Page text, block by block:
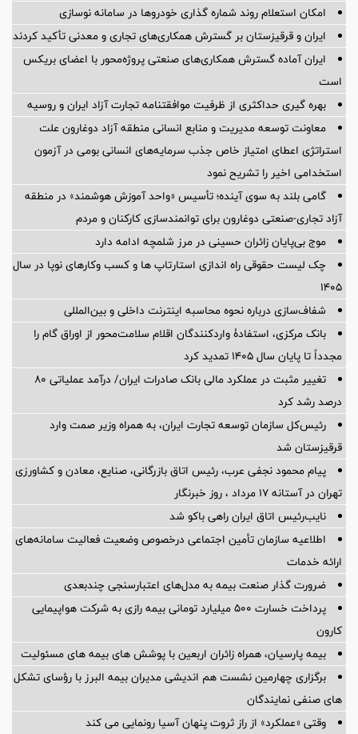
امکان استعلام روند شماره گذاری خودروها در سامانه نوسازی
ایران و قرقیزستان بر گسترش همکاری‌های تجاری و معدنی تأکید کردند
ایران آماده گسترش همکاری‌های صنعتی پروژه‌محور با اعضای بریکس
است
بهره گیری حداکثری از ظرفیت موافقتنامه تجارت آزاد ایران و روسیه
معاونت توسعه مدیریت و منابع انسانی منطقه آزاد دوغارون علت
استراتژی اعطای امتیاز خاص جذب سرمایه‌های انسانی بومی در آزمون
استخدامی اخیر را تشریح نمود
گامی بلند به سوی آینده؛ تأسیس «واحد آموزش هوشمند» در منطقه
آزاد تجاری-صنعتی دوغارون برای توانمندسازی کارکنان و مردم
موج بی‌پایان زائران حسینی در مرز شلمچه ادامه دارد
چک لیست حقوقی راه اندازی استارتاپ ها و کسب وکارهای نوپا در سال
۱۴۰۵
شفاف‌سازی درباره نحوه محاسبه اینترنت داخلی و بین‌المللی
بانک مرکزی، استفادۀ واردکنندگان اقلام سلامت‌محور از اوراق گام را
مجدداً تا پایان سال ۱۴۰۵ تمدید کرد
تغییر مثبت در عملکرد مالی بانک صادرات ایران/ درآمد عملیاتی 80
درصد رشد کرد
رئیس‌کل سازمان توسعه تجارت ایران، به همراه وزیر صمت وارد
قرقیزستان شد
پیام محمود نجفی عرب، رئیس اتاق بازرگانی، صنایع، معادن و کشاورزی
تهران در آستانه 17 مرداد ، روز خبرنگار
نایب‌رئیس اتاق ایران راهی باکو شد
اطلاعیه سازمان تأمین اجتماعی درخصوص وضعیت فعالیت سامانه‌های
ارائه خدمات
ضرورت گذار صنعت بیمه به مدل‌های اعتبارسنجی چندبعدی
پرداخت خسارت ۵۰۰ میلیارد تومانی بیمه رازی به شرکت هواپیمایی
کارون
بیمه پارسیان، همراه زائران اربعین با پوشش های بیمه های مسئولیت
برگزاری چهارمین نشست هم اندیشی مدیران بیمه البرز با رؤسای تشکل
های صنفی نمایندگان
وقتی «عملکرد» از راز ثروت پنهان آسیا رونمایی می کند